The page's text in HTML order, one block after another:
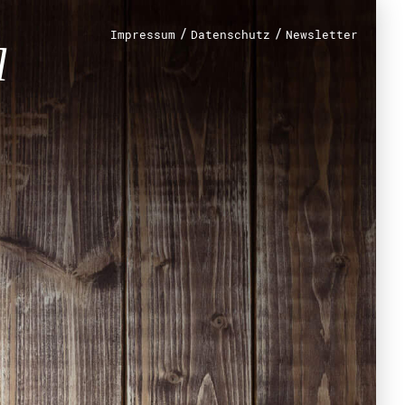
Impressum / Datenschutz / Newsletter